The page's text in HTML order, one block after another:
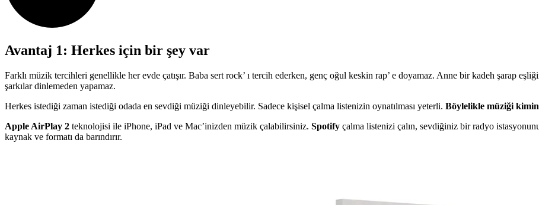
Avantaj 1: Herkes için bir şey var
Farklı müzik tercihleri genellikle her evde çatışır. Baba sert rock’ ı tercih ederken, genç oğul keskin rap’ e doyamaz. Anne bir kadeh şarap
şarkılar dinlemeden yapamaz.
Herkes istediği zaman istediği odada en sevdiği müziği dinleyebilir. Sadece kişisel çalma listenizin oynatılması yeterli. Böylelikle müziği
Apple AirPlay 2 teknolojisi ile iPhone, iPad ve Mac’inizden müzik çalabilirsiniz. Spotify çalma listenizi çalın, sevdiğiniz bir radyo
kaynak ve formatı da barındırır.